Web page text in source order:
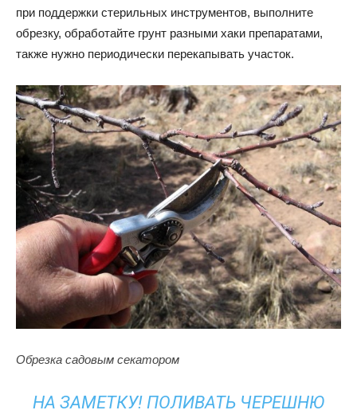
при поддержки стерильных инструментов, выполните
обрезку, обработайте грунт разными хаки препаратами,
также нужно периодически перекапывать участок.
Обрезка садовым секатором
НА ЗАМЕТКУ! ПОЛИВАТЬ ЧЕРЕШНЮ